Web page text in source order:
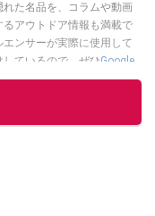
た名品を、コラムや動画
アウトドア情報も満載で
ンサーが実際に使用して
ているので、ぜひGoogle
ストの他の記事を読む